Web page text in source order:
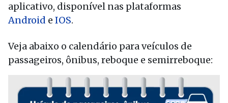
aplicativo, disponível nas plataformas
Android e IOS.
Veja abaixo o calendário para veículos de
passageiros, ônibus, reboque e semirreboque: